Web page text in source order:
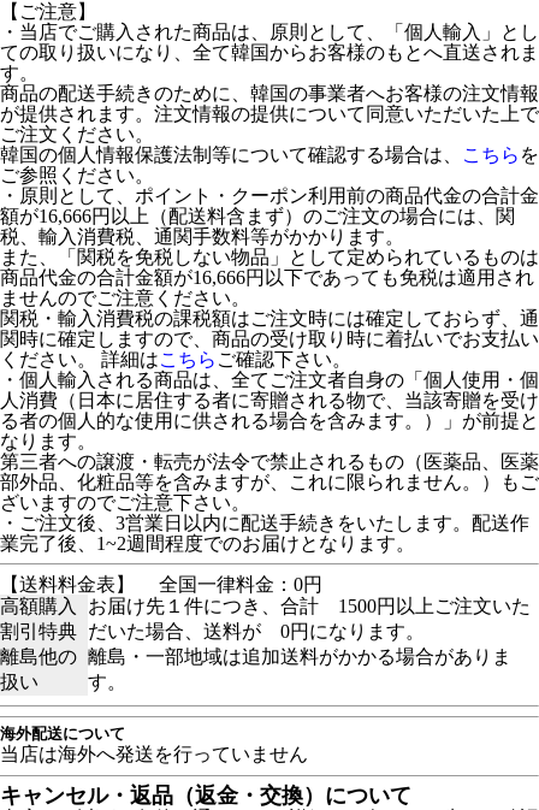
【ご注意】
・当店でご購入された商品は、原則として、「個人輸入」とし
ての取り扱いになり、全て韓国からお客様のもとへ直送されま
す。
商品の配送手続きのために、韓国の事業者へお客様の注文情報
が提供されます。注文情報の提供について同意いただいた上で
ご注文ください。
韓国の個人情報保護法制等について確認する場合は、
こちら を
ご参照ください。
・原則として、ポイント・クーポン利用前の商品代金の合計金
額が16,666円以上（配送料含まず）のご注文の場合には、関
税、輸入消費税、通関手数料等がかかります。
また、「関税を免税しない物品」として定められているものは
商品代金の合計金額が16,666円以下であっても免税は適用され
ませんのでご注意ください。
関税・輸入消費税の課税額はご注文時には確定しておらず、通
関時に確定しますので、商品の受け取り時に着払いでお支払い
ください。 詳細はこちら ご確認下さい。
・個人輸入される商品は、全てご注文者自身の「個人使用・個
人消費（日本に居住する者に寄贈される物で、当該寄贈を受け
る者の個人的な使用に供される場合を含みます。）」が前提と
なります。
第三者への譲渡・転売が法令で禁止されるもの（医薬品、医薬
部外品、化粧品等を含みますが、これに限られません。）もご
ざいますのでご注意下さい。
・ご注文後、3営業日以内に配送手続きをいたします。配送作
業完了後、1~2週間程度でのお届けとなります。
【送料料金表】
全国一律料金：0円
高額購入
割引特典
お届け先１件につき、合計 1500円以上ご注文いた
だいた場合、送料が 0円になります。
離島他の
扱い
離島・一部地域は追加送料がかかる場合がありま
す。
海外配送について
当店は海外へ発送を行っていません
キャンセル・返品（返金・交換）について